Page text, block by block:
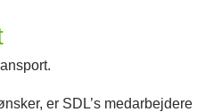
er SDL’s medarbejdere